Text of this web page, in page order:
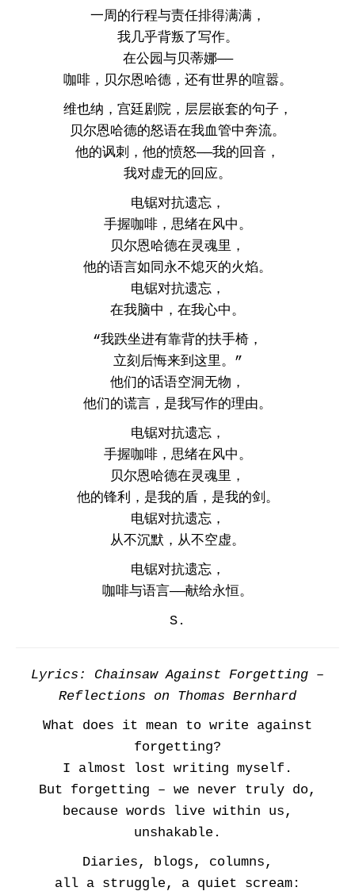
一周的行程与责任排得满满，
我几乎背叛了写作。
在公园与贝蒂娜——
咖啡，贝尔恩哈德，还有世界的喧嚣。
维也纳，宫廷剧院，层层嵌套的句子，
贝尔恩哈德的怒语在我血管中奔流。
他的讽刺，他的愤怒——我的回音，
我对虚无的回应。
电锯对抗遗忘，
手握咖啡，思绪在风中。
贝尔恩哈德在灵魂里，
他的语言如同永不熄灭的火焰。
电锯对抗遗忘，
在我脑中，在我心中。
“我跌坐进有靠背的扶手椅，
立刻后悔来到这里。”
他们的话语空洞无物，
他们的谎言，是我写作的理由。
电锯对抗遗忘，
手握咖啡，思绪在风中。
贝尔恩哈德在灵魂里，
他的锋利，是我的盾，是我的剑。
电锯对抗遗忘，
从不沉默，从不空虚。
电锯对抗遗忘，
咖啡与语言——献给永恒。
S.
Lyrics: Chainsaw Against Forgetting –
Reflections on Thomas Bernhard
What does it mean to write against
forgetting?
I almost lost writing myself.
But forgetting – we never truly do,
because words live within us,
unshakable.
Diaries, blogs, columns,
all a struggle, a quiet scream: